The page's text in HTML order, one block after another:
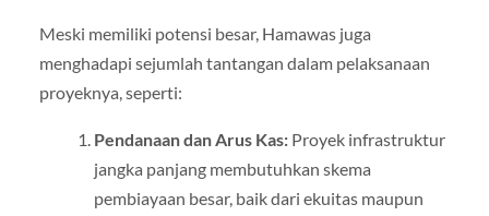
Meski memiliki potensi besar, Hamawas juga
menghadapi sejumlah tantangan dalam pelaksanaan
proyeknya, seperti:
Pendanaan dan Arus Kas:Proyek infrastruktur
jangka panjang membutuhkan skema
pembiayaan besar, baik dari ekuitas maupun